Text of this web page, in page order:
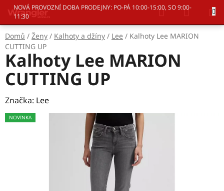
Přejít
obsah
NOVÁ PROVOZNÍ DOBA PRODEJNY: PO-PÁ 10:00-15:00, SO 9:00-
11:30
Hledat
KOŠÍK
Domů / Ženy / Kalhoty a džíny / Lee / Kalhoty Lee MARION
CUTTING UP
Kalhoty Lee MARION
CUTTING UP
Značka: Lee
NOVINKA